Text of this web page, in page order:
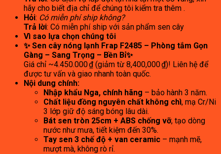
hãy cho biết địa chỉ để chúng tôi kiểm tra thêm .
Hỏi: Có miễn phí ship không?
Trả lời: Có miễn phí ship với sản phẩm sen cây
Vì sao lựa chọn chúng tôi
✨Sen cây nóng lạnh Frap F2485 – Phòng tắm Gọn
Gàng – Sang Trọng – Bền Bỉ✨
Giá chỉ ~4.450.000 ₫ (giảm từ 8,400,000 ₫)! Liên hệ để
được tư vấn và giao nhanh toàn quốc.
Nội dung chính:
Nhập khẩu Nga, chính hãng – bảo hành 3 năm.
Chất liệu đồng nguyên chất không chì, mạ Cr/Ni
3 lớp giữ độ sáng bóng lâu dài.
Bát sen tròn 25cm + ABS chống vỡ, tạo dòng
nước như mưa, tiết kiệm đến 30%.
Tay sen 3 chế độ + van ceramic – mạnh mẽ,
mượt mà, không rò rỉ.